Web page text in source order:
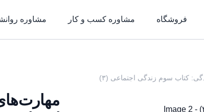
فروشگاه مشاوره کسب و کار مشاوره روان‎شناسی
کتاب سوم زندگی اجتماعی (۳)